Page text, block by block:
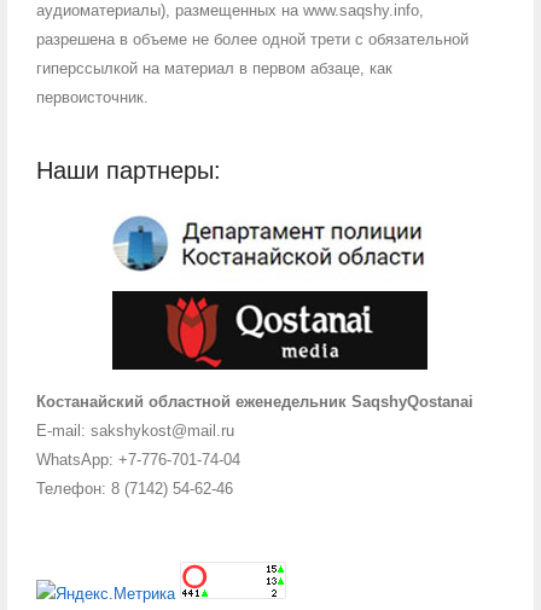
аудиоматериалы), размещенных на www.saqshy.info,
разрешена в объеме не более одной трети с обязательной
гиперссылкой на материал в первом абзаце, как
первоисточник.
Наши партнеры:
Костанайский областной еженедельник SaqshyQostanai
E-mail: sakshykost@mail.ru
WhatsApp: +7-776-701-74-04
Телефон: 8 (7142) 54-62-46